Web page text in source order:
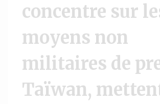
concentre sur
moyens non
militaires de
Taïwan,